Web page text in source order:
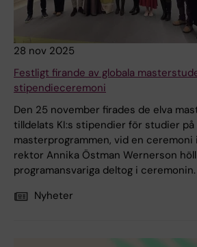
28 nov 2025
Festligt firande av globala
stipendieceremoni
Den 25 november firades de elva
tilldelats KI:s stipendier för studier på
masterprogrammen, vid en ceremoni
rektor Annika Östman Wernerson
programansvariga deltog i ceremonin.
Nyheter